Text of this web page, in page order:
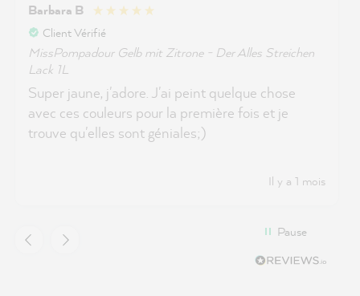
Barbara B
Client Vérifié
MissPompadour Gelb mit Zitrone - Der Alles Streichen
Lack 1L
Super jaune, j'adore. J'ai peint quelque chose
avec ces couleurs pour la première fois et je
trouve qu'elles sont géniales;)
Il y a 1 mois
Pause